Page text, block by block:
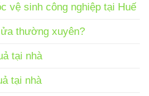
vệ sinh công nghiệp tại Huế
thường xuyên?
tại nhà
tại nhà